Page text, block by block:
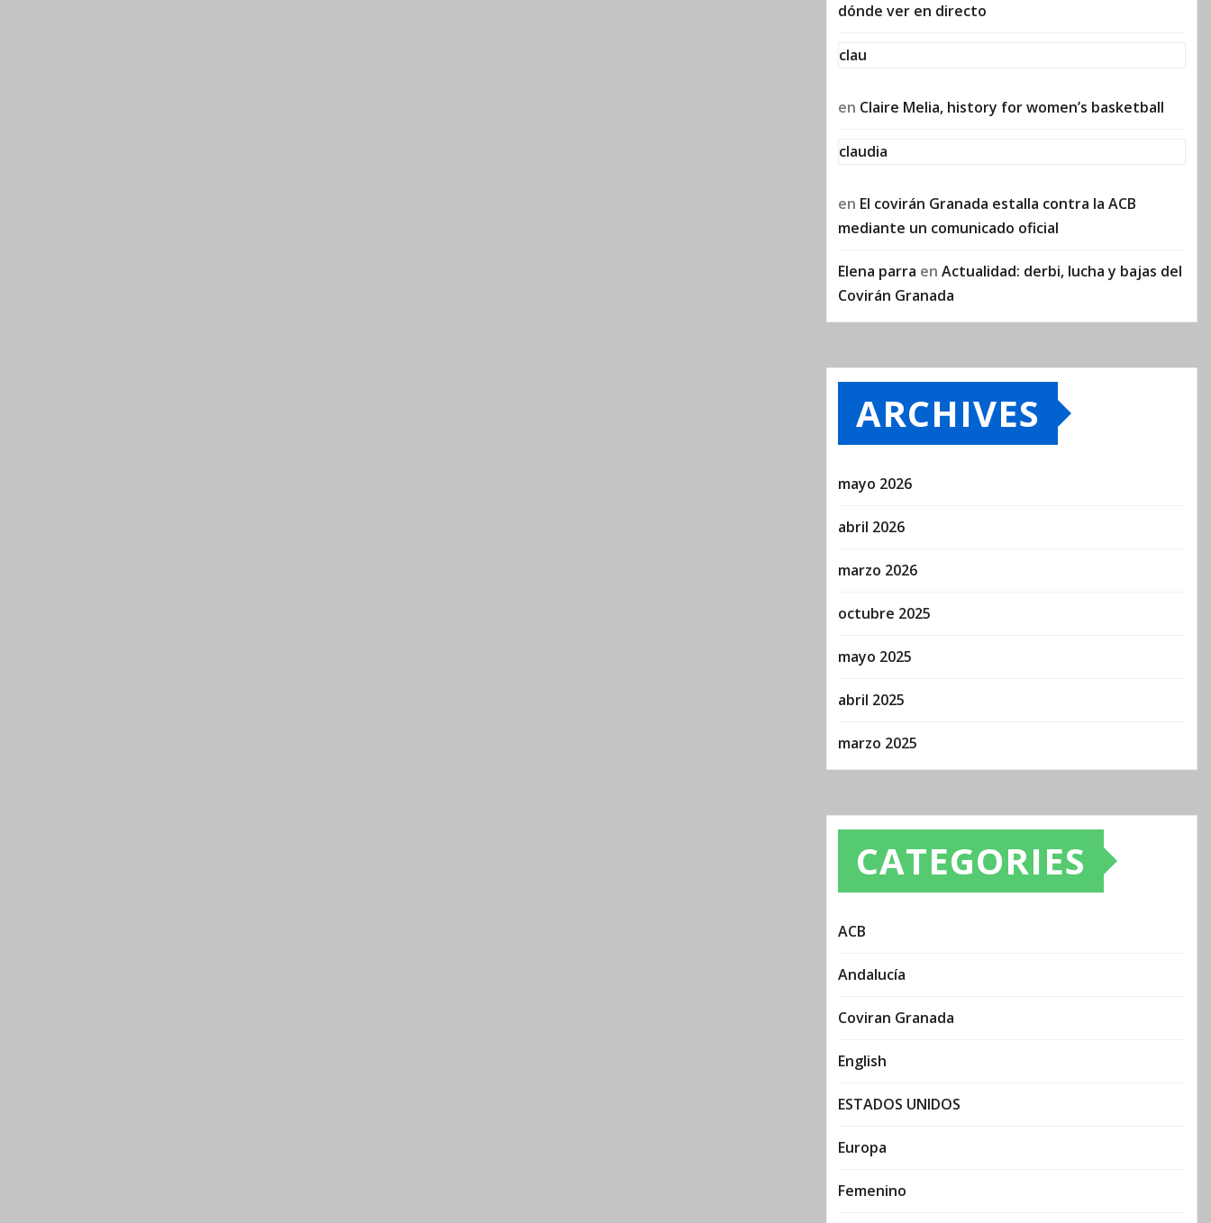
dónde ver en directo
clau
en Claire Melia, history for women’s basketball
claudia
en El covirán Granada estalla contra la ACB
mediante un comunicado oficial
Elena parra en Actualidad: derbi, lucha y bajas del
Covirán Granada
ARCHIVES
mayo 2026
abril 2026
marzo 2026
octubre 2025
mayo 2025
abril 2025
marzo 2025
CATEGORIES
ACB
Andalucía
Coviran Granada
English
ESTADOS UNIDOS
Europa
Femenino